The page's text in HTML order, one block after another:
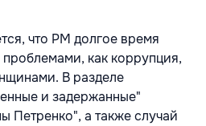
что РМ долгое время
проблемами, как коррупция,
В разделе
и задержанные"
Петренко", а также случай